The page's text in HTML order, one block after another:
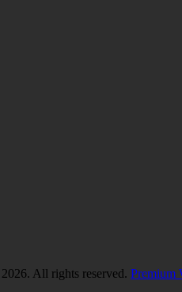
2026. All rights reserved. Premium